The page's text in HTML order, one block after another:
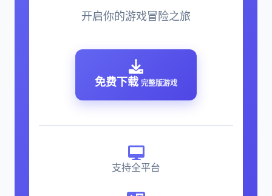
开启你的游戏冒险之旅
免费下载 完整版游戏
支持全平台